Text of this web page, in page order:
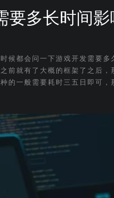
要多长时间
候都会问一下游戏开发需要多
前就有了大概的框架了之后
的一般需要耗时三五日即可